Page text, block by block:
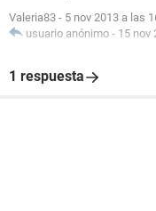
Valeria83 - 5 nov 2013 a las
usuario anónimo - 15 nov
1 respuesta